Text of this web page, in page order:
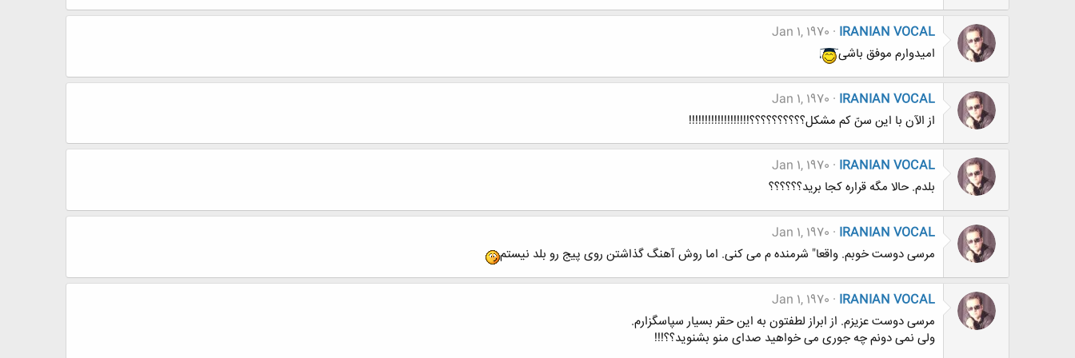
IRANIAN VOCAL
Jan 1, 1970
امیدوارم موفق باشی
IRANIAN VOCAL
Jan 1, 1970
از الآن با این سنّ کم مشکل؟؟؟؟؟؟؟؟؟؟!!!!!!!!!!!!!!!!!!!
IRANIAN VOCAL
Jan 1, 1970
بلدم. حالا مگه قراره کجا برید؟؟؟؟؟؟
IRANIAN VOCAL
Jan 1, 1970
مرسی دوست خوبم. واقعا" شرمنده م می کنی. اما روش آهنگ گذاشتن روی پیج رو بلد نیستم
IRANIAN VOCAL
Jan 1, 1970
مرسی دوست عزیزم. از ابراز لطفتون به این حقر بسیار سپاسگزارم.
ولی نمی دونم چه جوری می خواهید صدای منو بشنوید؟؟!!!